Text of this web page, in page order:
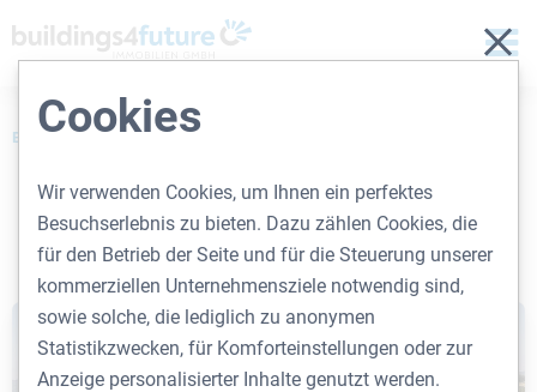
BUILDINGS4FUTURE
Cookies
Wir verwenden Cookies, um Ihnen ein perfektes
Besuchserlebnis zu bieten. Dazu zählen Cookies, die
für den Betrieb der Seite und für die Steuerung unserer
kommerziellen Unternehmensziele notwendig sind,
sowie solche, die lediglich zu anonymen
Statistikzwecken, für Komforteinstellungen oder zur
Anzeige personalisierter Inhalte genutzt werden.